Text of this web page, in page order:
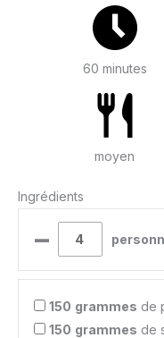
60 minutes
moyen
Ingrédients
–
150 grammes de
150 grammes de